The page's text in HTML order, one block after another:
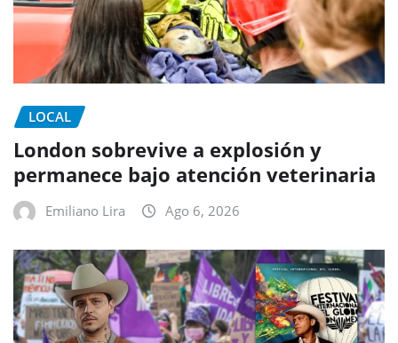
LOCAL
London sobrevive a explosión y
permanece bajo atención veterinaria
Emiliano Lira Ago 6, 2026